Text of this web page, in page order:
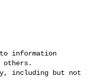
information
others.
including but not